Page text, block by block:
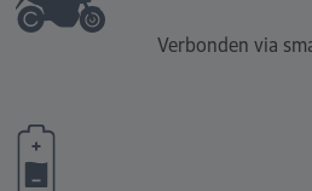
Verbonden via